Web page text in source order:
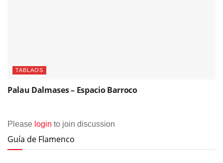
TABLAOS
Palau Dalmases – Espacio Barroco
Please login to join discussion
Guía de Flamenco